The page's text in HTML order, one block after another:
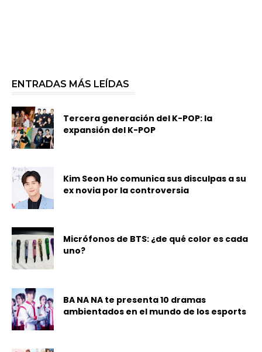
ENTRADAS MÁS LEÍDAS
Tercera generación del K-POP: la
expansión del K-POP
Kim Seon Ho comunica sus disculpas a su
ex novia por la controversia
Micrófonos de BTS: ¿de qué color es cada
uno?
BA NA NA te presenta 10 dramas
ambientados en el mundo de los esports